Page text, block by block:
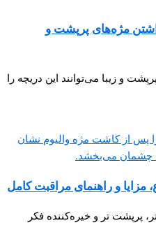
مژه‌های پرپشت و
و زیبا می‌توانند این دریچه را
و راهنمای مراقبت کامل
پرپشت تر و خیره‌کننده فکر